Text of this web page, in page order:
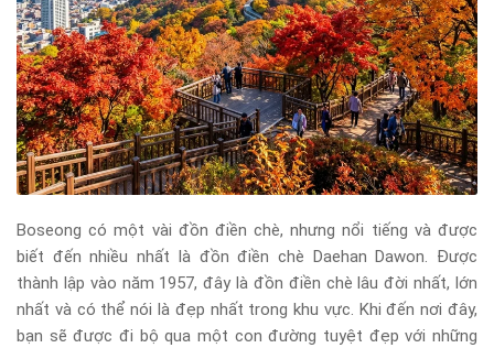
Boseong có một vài đồn điền chè, nhưng nổi tiếng và được
biết đến nhiều nhất là đồn điền chè Daehan Dawon. Được
thành lập vào năm 1957, đây là đồn điền chè lâu đời nhất, lớn
nhất và có thể nói là đẹp nhất trong khu vực. Khi đến nơi đây,
bạn sẽ được đi bộ qua một con đường tuyệt đẹp với những